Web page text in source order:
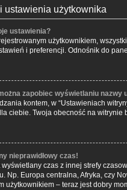
ustawienia użytkownika
ustawienia?
użytkownikiem,
i preferencji. Odnośnik do
zapobiec wyświetlaniu
kontem, w “Ustawieniach
ciebie. Twoja obecność na
nieprawidłowy czas!
wyświetlany czas z innej strefy
Np. Europa centralna, Afryka, czy
użytkownikiem – teraz jest dobry